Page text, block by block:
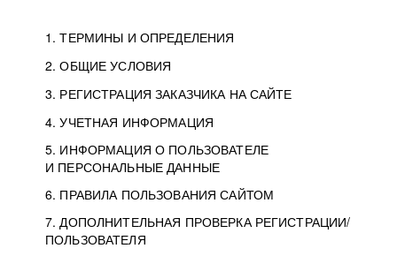
1. ТЕРМИНЫ И ОПРЕДЕЛЕНИЯ
2. ОБЩИЕ УСЛОВИЯ
3. РЕГИСТРАЦИЯ ЗАКАЗЧИКА НА САЙТЕ
4. УЧЕТНАЯ ИНФОРМАЦИЯ
5. ИНФОРМАЦИЯ О ПОЛЬЗОВАТЕЛЕ
И ПЕРСОНАЛЬНЫЕ ДАННЫЕ
6. ПРАВИЛА ПОЛЬЗОВАНИЯ САЙТОМ
7. ДОПОЛНИТЕЛЬНАЯ ПРОВЕРКА РЕГИСТРАЦИИ/
ПОЛЬЗОВАТЕЛЯ